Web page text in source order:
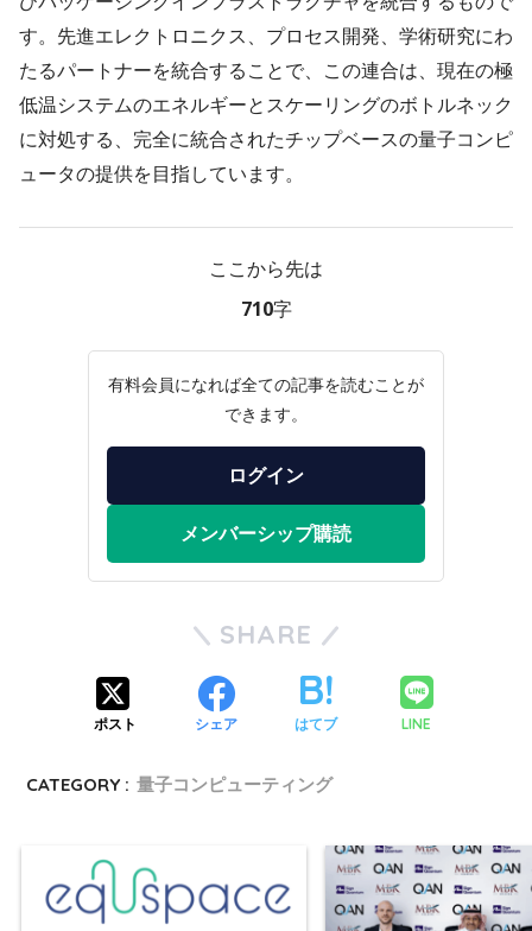
す。先進エレクトロニクス、プロセス開発、学術研究にわ
たるパートナーを統合することで、この連合は、現在の極
低温システムのエネルギーとスケーリングのボトルネック
に対処する、完全に統合されたチップベースの量子コンピ
ュータの提供を目指しています。
ここから先は
710字
有料会員になれば全ての記事を読むことが
できます。
ログイン
メンバーシップ購読
SHARE
ポスト シェア はてブ LINE
CATEGORY : 量子コンピューティング